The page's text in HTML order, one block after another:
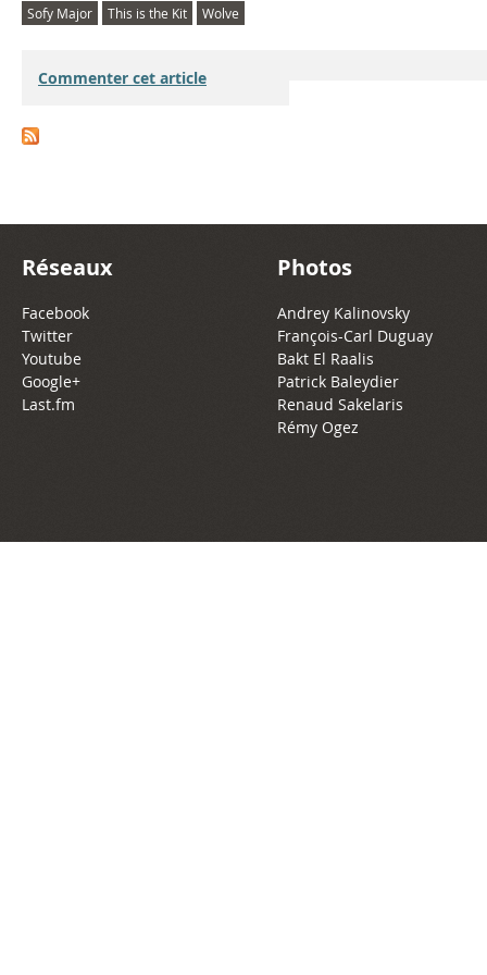
Sofy Major
This is the Kit Wolve
Commenter cet article
Réseaux
Facebook
Twitter
Youtube
Google+
Last.fm
Photos
Andrey Kalinovsky
François-Carl Duguay
Bakt El Raalis
Patrick Baleydier
Renaud Sakelaris
Rémy Ogez